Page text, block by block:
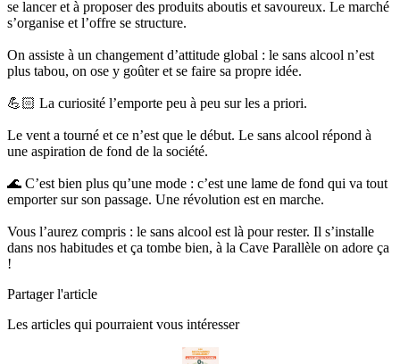
se lancer et à proposer des produits aboutis et savoureux. Le marché
s’organise et l’offre se structure.
On assiste à un changement d’attitude global : le sans alcool n’est
plus tabou, on ose y goûter et se faire sa propre idée.
💪🏻 La curiosité l’emporte peu à peu sur les a priori.
Le vent a tourné et ce n’est que le début. Le sans alcool répond à
une aspiration de fond de la société.
🌊 C’est bien plus qu’une mode : c’est une lame de fond qui va tout
emporter sur son passage. Une révolution est en marche.
Vous l’aurez compris : le sans alcool est là pour rester. Il s’installe
dans nos habitudes et ça tombe bien, à la Cave Parallèle on adore ça
!
Partager l'article
Les articles qui pourraient vous intéresser